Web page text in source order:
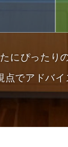
にぴったり
でアドバ